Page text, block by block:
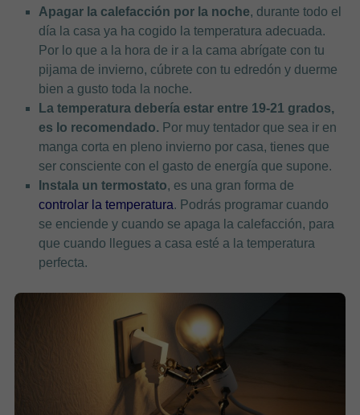
Apagar la calefacción por la noche, durante todo el
día la casa ya ha cogido la temperatura adecuada.
Por lo que a la hora de ir a la cama abrígate con tu
pijama de invierno, cúbrete con tu edredón y duerme
bien a gusto toda la noche.
La temperatura debería estar entre 19-21 grados,
es lo recomendado. Por muy tentador que sea ir en
manga corta en pleno invierno por casa, tienes que
ser consciente con el gasto de energía que supone.
Instala un termostato, es una gran forma de
controlar la temperatura. Podrás programar cuando
se enciende y cuando se apaga la calefacción, para
que cuando llegues a casa esté a la temperatura
perfecta.